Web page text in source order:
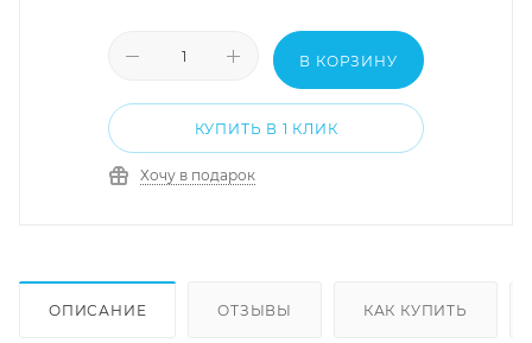
В КОРЗИНУ
КУПИТЬ В 1 КЛИК
Хочу в подарок
ОПИСАНИЕ ОТЗЫВЫ КАК КУПИТЬ